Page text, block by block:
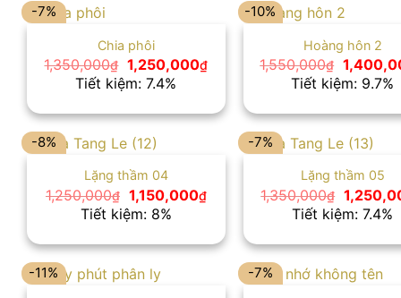
-7%
Chia phôi
1,350,000₫ Giá
gốc
là:
1,250,000₫Giá
là:
1,250,000₫.
Tiết kiệm: 7.4%
-10%
Hoàng hôn 2
1,550,000₫ Giá
gốc
là:
Tiết kiệm: 9.7%
-8%
Lặng thầm 04
1,250,000₫ Giá
gốc
là:
1,150,000₫Giá
hiện
1,150,000₫.
Tiết kiệm: 8%
-7%
Lặng thầm 05
1,350,000₫ Giá
gốc
là:
Tiết kiệm: 7.4%
-11% -7%